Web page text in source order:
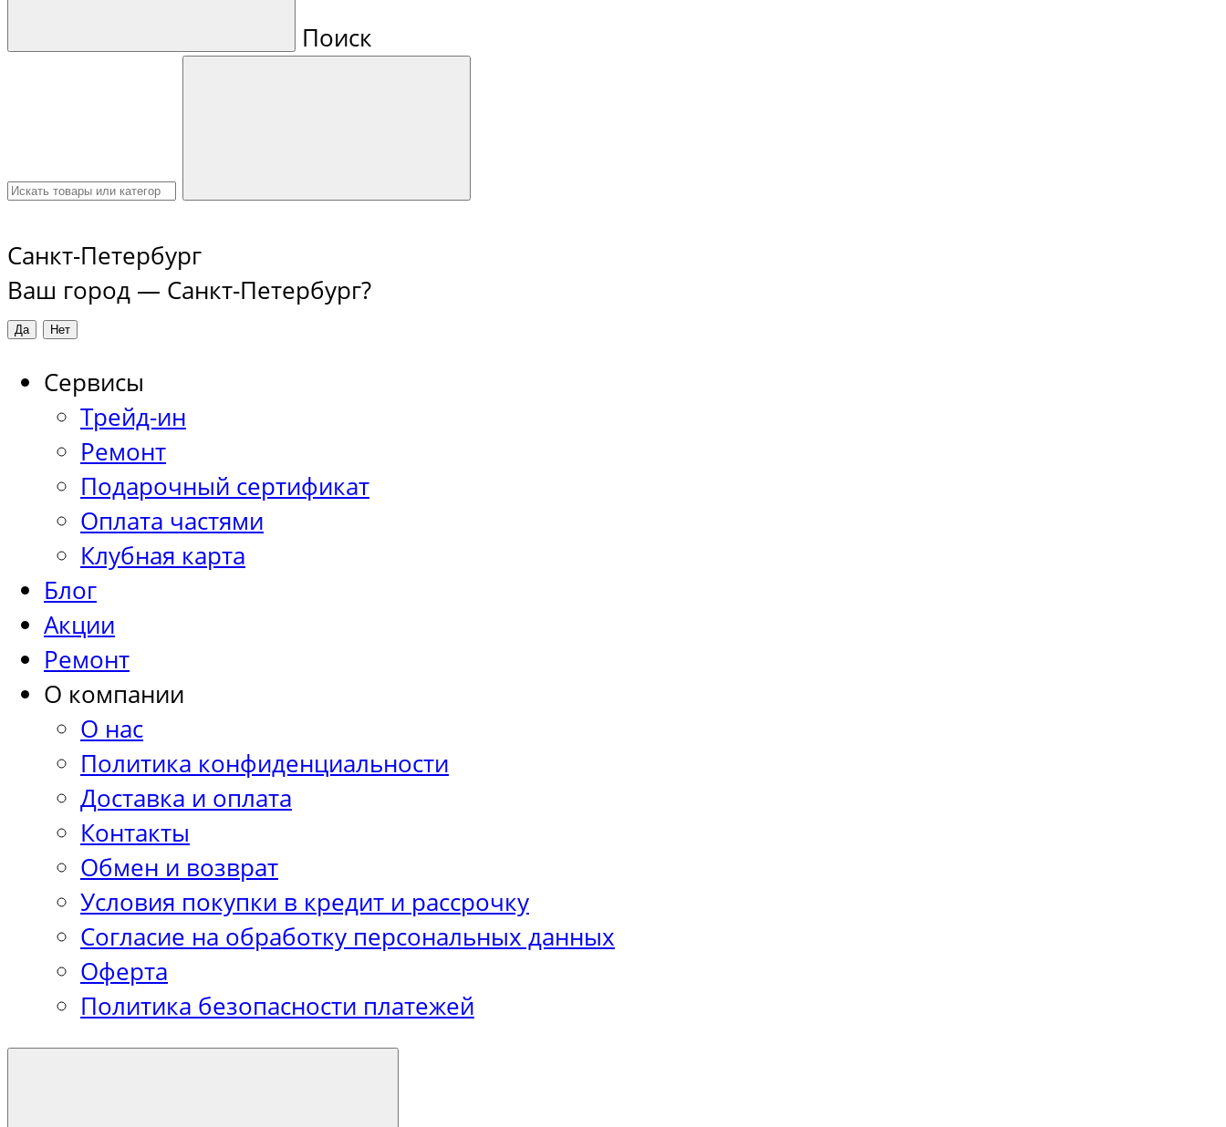
Поиск
Санкт-Петербург
Ваш город — Санкт-Петербург?
Сервисы
Трейд-ин
Ремонт
Подарочный сертификат
Оплата частями
Клубная карта
Блог
Акции
Ремонт
О компании
О нас
Политика конфиденциальности
Доставка и оплата
Контакты
Обмен и возврат
Условия покупки в кредит и рассрочку
Согласие на обработку персональных данных
Оферта
Политика безопасности платежей